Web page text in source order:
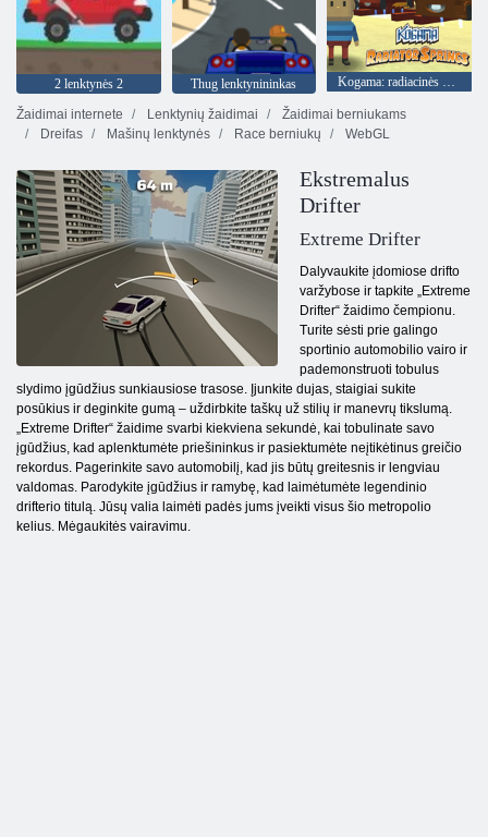
2 lenktynės 2 Thug lenktynininkas
Žaidimai internete Lenktynių žaidimai
Žaidimai berniukams
Dreifas
Mašinų lenktynės Race berniukų WebGL
Ekstremalus
Drifter
Extreme Drifter
Dalyvaukite įdomiose drifto
varžybose ir tapkite „Extreme
Drifter“ žaidimo čempionu.
Turite sėsti prie galingo
sportinio automobilio vairo ir
pademonstruoti tobulus
slydimo įgūdžius sunkiausiose trasose. Įjunkite dujas, staigiai sukite
posūkius ir deginkite gumą – uždirbkite taškų už stilių ir manevrų tikslumą.
„Extreme Drifter“ žaidime svarbi kiekviena sekundė, kai tobulinate savo
įgūdžius, kad aplenktumėte priešininkus ir pasiektumėte neįtikėtinus greičio
rekordus. Pagerinkite savo automobilį, kad jis būtų greitesnis ir lengviau
valdomas. Parodykite įgūdžius ir ramybę, kad laimėtumėte legendinio
drifterio titulą. Jūsų valia laimėti padės jums įveikti visus šio metropolio
kelius. Mėgaukitės vairavimu.